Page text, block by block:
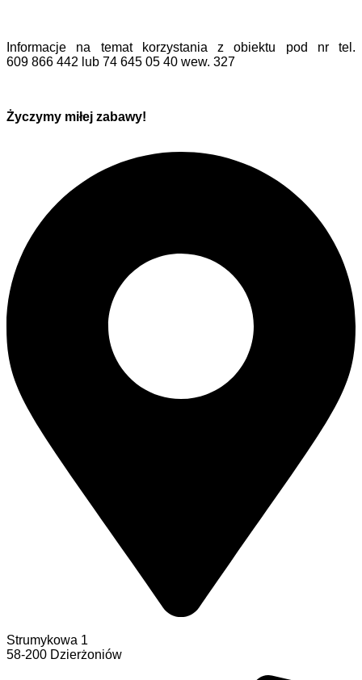
Informacje na temat korzystania z obiektu pod nr tel.
609 866 442 lub 74 645 05 40 wew. 327
Życzymy miłej zabawy!
Strumykowa 1
58-200 Dzierżoniów